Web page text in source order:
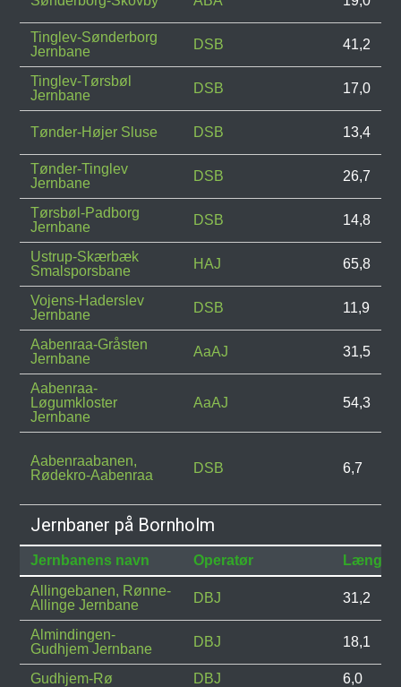
Tinglev-Sønderborg
Jernbane
DSB 41,2
Tinglev-Tørsbøl
Jernbane
DSB 17,0
Tønder-Højer Sluse DSB 13,4
Tønder-Tinglev
Jernbane
DSB 26,7
Tørsbøl-Padborg
Jernbane
DSB 14,8
Ustrup-Skærbæk
Smalsporsbane
HAJ 65,8
Vojens-Haderslev
Jernbane
DSB 11,9
Aabenraa-Gråsten
Jernbane
AaAJ 31,5
Aabenraa-
Løgumkloster
Jernbane
AaAJ 54,3
Aabenraabanen,
Rødekro-Aabenraa
DSB 6,7
Jernbaner på Bornholm
Jernbanens navn Operatør
Længde
Allingebanen, Rønne-
Allinge Jernbane
DBJ 31,2
Almindingen-
Gudhjem Jernbane
DBJ 18,1
Gudhjem-Rø DBJ
6,0